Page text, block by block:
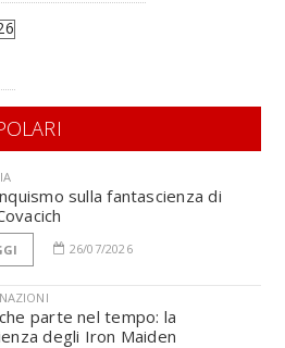
sulla fantascienza di
26/07/2026
parte nel tempo: la
degli Iron Maiden